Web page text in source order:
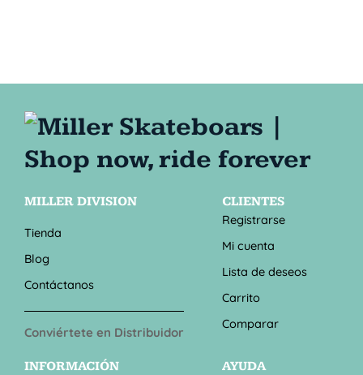
MILLER DIVISION
Tienda
Blog
Contáctanos
Conviértete en Distribuidor
CLIENTES
Registrarse
Mi cuenta
Lista de deseos
Carrito
Comparar
INFORMACIÓN
AYUDA